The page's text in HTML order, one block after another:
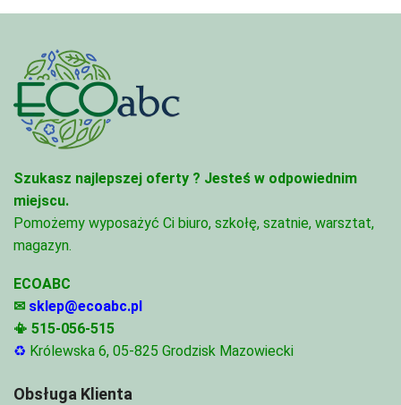
Szukasz najlepszej oferty ? Jesteś w odpowiednim
miejscu.
Pomożemy wyposażyć Ci biuro, szkołę, szatnie, warsztat,
magazyn.
ECOABC
✉ sklep@ecoabc.pl
📳 515-056-515
♻ Królewska 6, 05-825 Grodzisk Mazowiecki
Obsługa Klienta